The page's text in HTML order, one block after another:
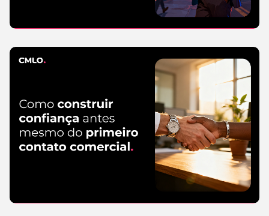
Leia mais
SEO
5 de agosto
de 2026